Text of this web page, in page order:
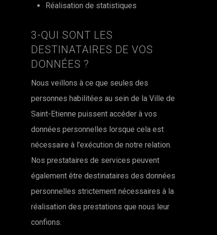
Réalisation de statistiques
3-QUI SONT LES
DESTINATAIRES DE VOS
DONNÉES ?
Nous veillons à ce que seules des
personnes habilitées au sein de la Ville de
Saint-Etienne puissent accéder à vos
données personnelles lorsque cela est
nécessaire à l’exécution de notre relation.
Nos prestataires de services peuvent
également être destinataires des données
personnelles strictement nécessaires à la
réalisation des prestations que nous leur
confions.